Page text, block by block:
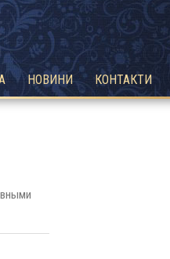
НОВИНИ КОНТАКТИ